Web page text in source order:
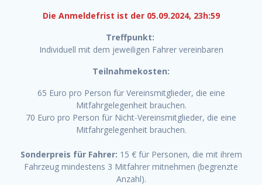
Die Anmeldefrist ist der 05.09.2024, 23h:59
Treffpunkt:
Individuell mit dem jeweiligen Fahrer vereinbaren
Teilnahmekosten:
65 Euro pro Person für Vereinsmitglieder, die eine
Mitfahrgelegenheit brauchen.
70 Euro pro Person für Nicht-Vereinsmitglieder, die eine
Mitfahrgelegenheit brauchen.
Sonderpreis für Fahrer: 15 € für Personen, die mit ihrem
Fahrzeug mindestens 3 Mitfahrer mitnehmen (begrenzte
Anzahl).